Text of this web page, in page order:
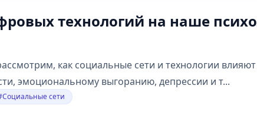
технологий на наше
как социальные сети и технологии
эмоциональному выгоранию, депрессии и т...
сети